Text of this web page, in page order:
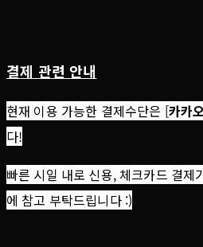
결제 관련 안내
현재 이용 가능한 결제수단은 [카카
다!
빠른 시일 내로 신용, 체크카드 결제
에 참고 부탁드립니다 :)